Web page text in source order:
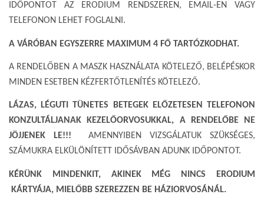
IDŐPONTOT AZ ERODIUM RENDSZEREN, EMAIL-EN VAGY
TELEFONON LEHET FOGLALNI.
A VÁRÓBAN EGYSZERRE MAXIMUM 4 FŐ TARTÓZKODHAT.
A RENDELŐBEN A MASZK HASZNÁLATA KÖTELEZŐ, BELÉPÉSKOR
MINDEN ESETBEN KÉZFERTŐTLENÍTÉS KÖTELEZŐ.
LÁZAS, LÉGUTI TÜNETES BETEGEK ELŐZETESEN TELEFONON
KONZULTÁLJANAK KEZELŐORVOSUKKAL, A RENDELŐBE NE
JÖJJENEK LE!!! AMENNYIBEN VIZSGÁLATUK SZÜKSÉGES,
SZÁMUKRA ELKÜLÖNÍTETT IDŐSÁVBAN ADUNK IDŐPONTOT.
KÉRÜNK MINDENKIT, AKINEK MÉG NINCS ERODIUM
KÁRTYÁJA, MIELŐBB SZEREZZEN BE HÁZIORVOSÁNÁL.